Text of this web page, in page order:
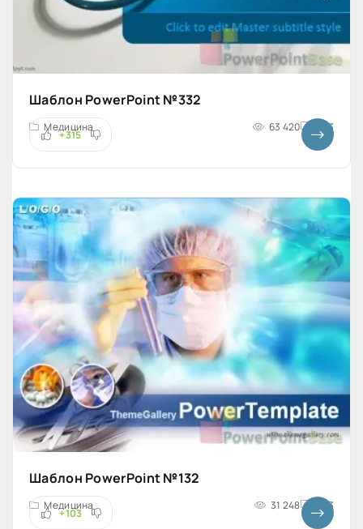
Шаблон PowerPoint №332
Медицина 63 420 4x3
+315
Шаблон PowerPoint №132
Медицина 31 248 4x3
+103